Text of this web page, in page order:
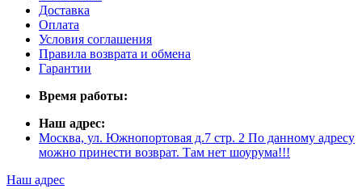
Доставка
Оплата
Условия соглашения
Правила возврата и обмена
Гарантии
Время работы:
Наш адрес:
Москва, ул. Южнопортовая д.7 стр. 2 По данному адресу
можно принести возврат. Там нет шоурума!!!
Наш адрес